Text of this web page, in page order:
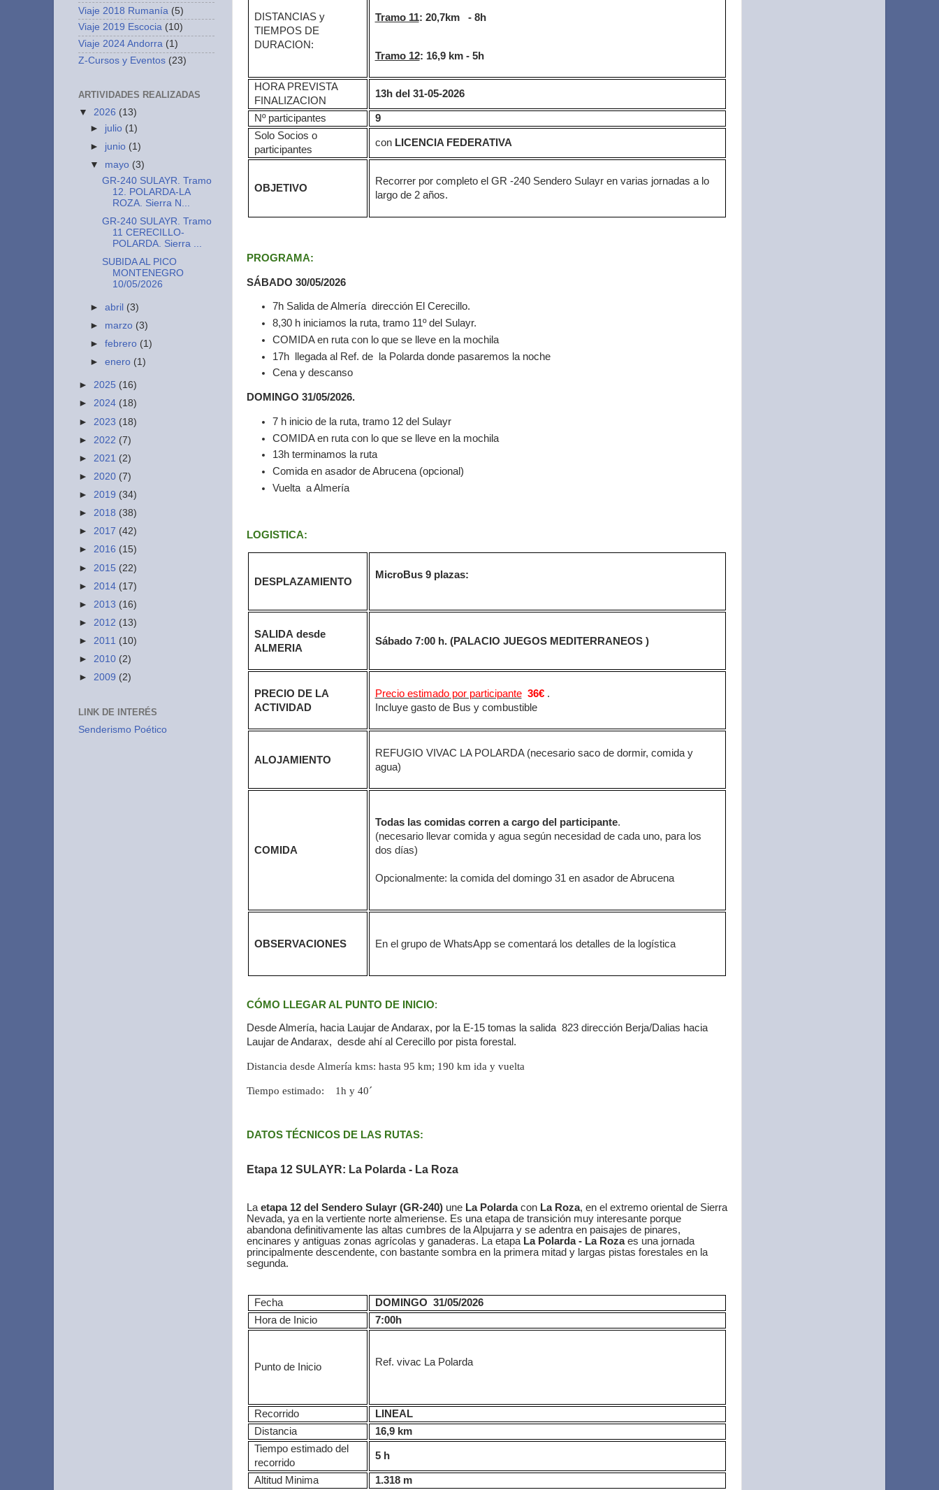
DISTANCIAS y
TIEMPOS DE
DURACION:
Tramo 11: 20,7km - 8h
Tramo 12: 16,9 km - 5h
HORA PREVISTA
FINALIZACION
13h del 31-05-2026
Nº participantes
9
Solo Socios o
participantes
con LICENCIA FEDERATIVA
OBJETIVO
Recorrer por completo el GR -240 Sendero Sulayr en varias jornadas a lo
largo de 2 años.
PROGRAMA:
SÁBADO 30/05/2026
7h Salida de Almería dirección El Cerecillo.
8,30 h iniciamos la ruta, tramo 11º del Sulayr.
COMIDA en ruta con lo que se lleve en la mochila
17h llegada al Ref. de la Polarda donde pasaremos la noche
Cena y descanso
DOMINGO 31/05/2026.
7 h inicio de la ruta, tramo 12 del Sulayr
COMIDA en ruta con lo que se lleve en la mochila
13h terminamos la ruta
Comida en asador de Abrucena (opcional)
Vuelta a Almería
LOGISTICA:
DESPLAZAMIENTO
MicroBus 9 plazas:
SALIDA desde
ALMERIA
Sábado 7:00 h. (PALACIO JUEGOS MEDITERRANEOS )
PRECIO DE LA
ACTIVIDAD
Precio estimado por participante 36€.
Incluye gasto de Bus y combustible
ALOJAMIENTO
REFUGIO VIVAC LA POLARDA (necesario saco de dormir, comida y
agua)
COMIDA
Todas las comidas corren a cargo del participante.
(necesario llevar comida y agua según necesidad de cada uno, para los
dos días)
Opcionalmente: la comida del domingo 31 en asador de Abrucena
OBSERVACIONES En el grupo de WhatsApp se comentará los detalles de la logística
CÓMO LLEGAR AL PUNTO DE INICIO:
Desde Almería, hacia Laujar de Andarax, por la E-15 tomas la salida 823 dirección Berja/Dalias hacia
Laujar de Andarax, desde ahí al Cerecillo por pista forestal.
Distancia desde Almería kms: hasta 95 km; 190 km ida y vuelta
Tiempo estimado: 1h y 40´
DATOS TÉCNICOS DE LAS RUTAS:
Etapa 12 SULAYR: La Polarda - La Roza
La etapa 12 del Sendero Sulayr (GR-240) une La Polardacon La Roza, en el extremo oriental de Sierra
Nevada, ya en la vertiente norte almeriense. Es una etapa de transición muy interesante porque
abandona definitivamente las altas cumbres de la Alpujarra y se adentra en paisajes de pinares,
encinares y antiguas zonas agrícolas y ganaderas. La etapa La Polarda - La Rozaes una jornada
principalmente descendente, con bastante sombra en la primera mitad y largas pistas forestales en la
segunda.
Fecha
DOMINGO 31/05/2026
Hora de Inicio
7:00h
Punto de Inicio Ref. vivac La Polarda
Recorrido
LINEAL
Distancia
16,9 km
Tiempo estimado del
recorrido
5 h
Altitud Minima 1.318 m
Viaje 2018 Rumanía (5)
Viaje 2019 Escocia (10)
Viaje 2024 Andorra (1)
Z-Cursos y Eventos (23)
ARTIVIDADES REALIZADAS
▼ 2026 (13)
► julio (1)
► junio (1)
▼ mayo (3)
GR-240 SULAYR. Tramo
12. POLARDA-LA
ROZA. Sierra N...
GR-240 SULAYR. Tramo
11 CERECILLO-
POLARDA. Sierra ...
SUBIDA AL PICO
MONTENEGRO
10/05/2026
►abril (3)
► marzo (3)
►febrero (1)
►enero (1)
► 2025 (16)
► 2024 (18)
► 2023 (18)
► 2022 (7)
► 2021 (2)
► 2020 (7)
► 2019 (34)
► 2018 (38)
► 2017 (42)
► 2016 (15)
► 2015 (22)
► 2014 (17)
► 2013 (16)
► 2012 (13)
► 2011 (10)
► 2010 (2)
► 2009 (2)
LINK DE INTERÉS
Senderismo Poético